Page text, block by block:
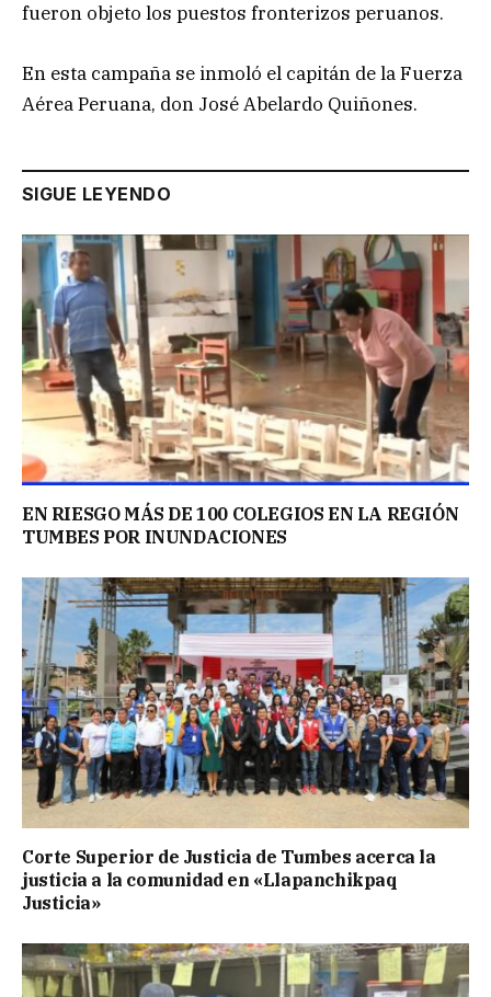
fueron objeto los puestos fronterizos peruanos.
En esta campaña se inmoló el capitán de la Fuerza
Aérea Peruana, don José Abelardo Quiñones.
SIGUE LEYENDO
EN RIESGO MÁS DE 100 COLEGIOS EN LA REGIÓN
TUMBES POR INUNDACIONES
Corte Superior de Justicia de Tumbes acerca la
justicia a la comunidad en «Llapanchikpaq
Justicia»